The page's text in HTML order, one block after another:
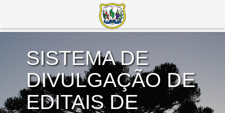
SISTEMA DE
DIVULGAÇÃO DE
EDITAIS DE